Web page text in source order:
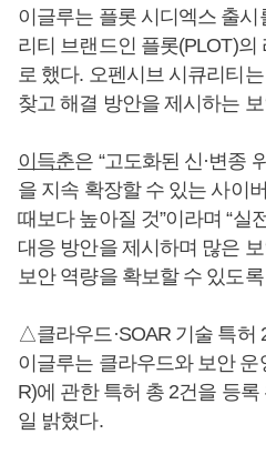
이글루는 플롯 시디엑스 출
리티 브랜드인 플롯(PLOT)의
로 했다. 오펜시브 시큐리티
찾고 해결 방안을 제시하는
이득춘은 “고도화된 신·변종
을 지속 확장할 수 있는 사이
때보다 높아질 것”이라며 “실
대응 방안을 제시하며 많은
보안 역량을 확보할 수 있도
△클라우드·SOAR 기술 특허
이글루는 클라우드와 보안 운
R)에 관한 특허 총 2건을 등
일 밝혔다.